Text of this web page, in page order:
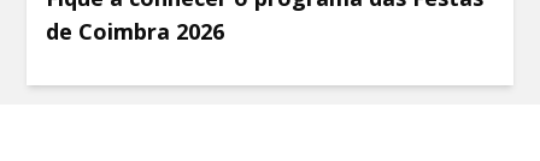
de Coimbra 2026